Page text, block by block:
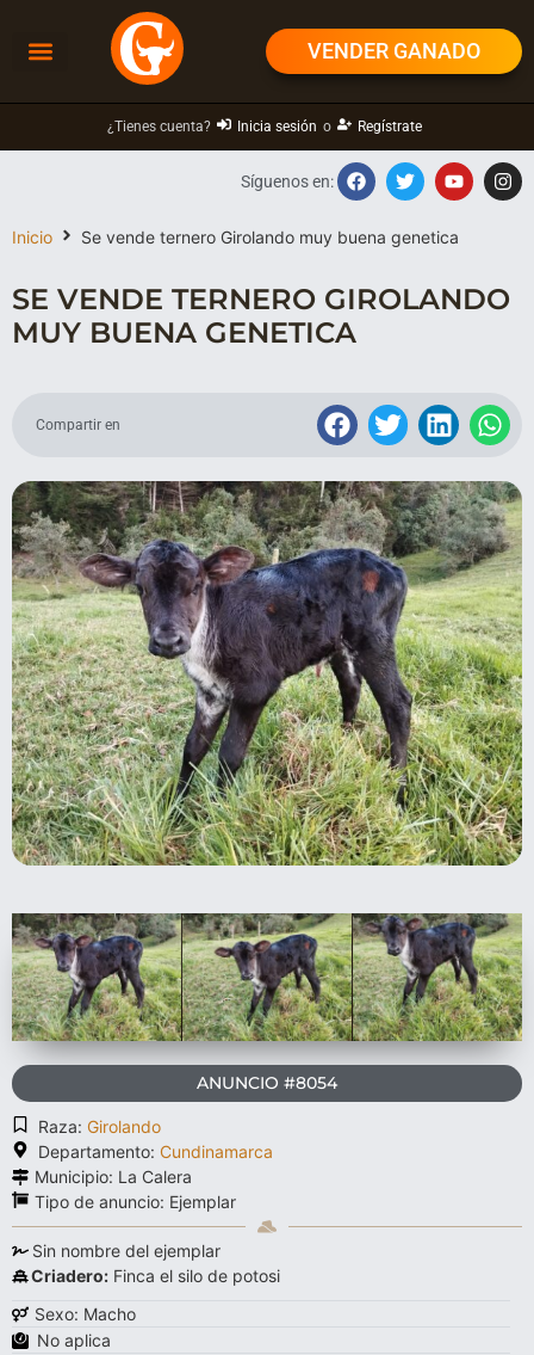
VENDER GANADO
¿Tienes cuenta? Inicia sesión o Regístrate
Inicio Se vende ternero Girolando muy buena genetica
Síguenos en:
SE VENDE TERNERO GIROLANDO
MUY BUENA GENETICA
Compartir en
ANUNCIO #8054
Raza: Girolando
Departamento: Cundinamarca
Municipio: La Calera
Tipo de anuncio: Ejemplar
Sin nombre del ejemplar
Criadero: Finca el silo de potosi
Sexo: Macho
No aplica